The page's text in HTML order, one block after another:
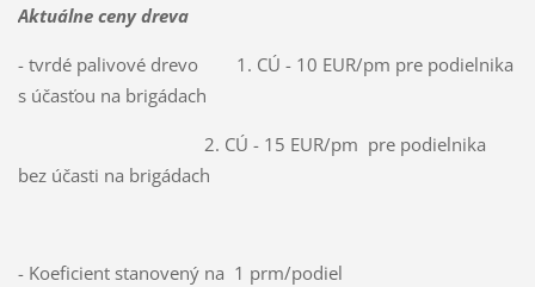
Aktuálne ceny dreva
- tvrdé palivové drevo 1. CÚ - 10 EUR/pm pre podielnika
s účasťou na brigádach
2. CÚ - 15 EUR/pm pre podielnika
bez účasti na brigádach
- Koeficient stanovený na 1 prm/podiel